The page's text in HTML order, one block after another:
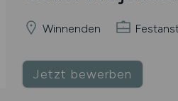
Winnenden
Jetzt bewerben